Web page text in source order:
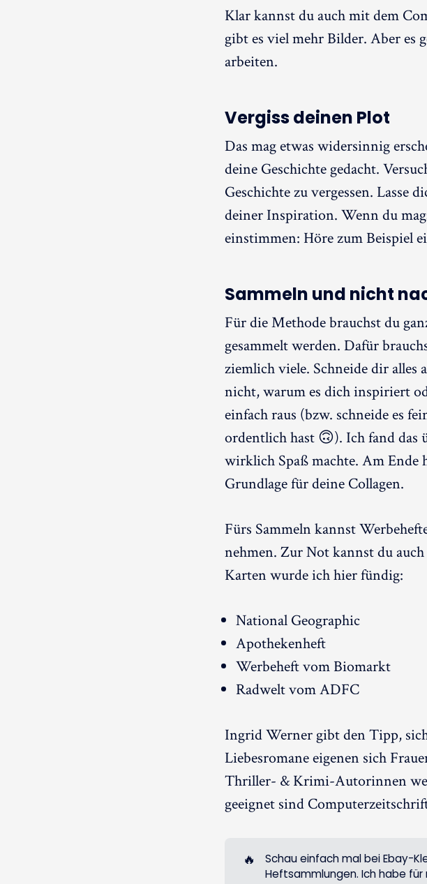
Klar kannst du auch mit dem
gibt es viel mehr Bilder. Aber es
arbeiten.
Vergiss deinen Plot
Das mag etwas widersinnig
deine Geschichte gedacht.
Geschichte zu vergessen. Lasse
deiner Inspiration. Wenn du
einstimmen: Höre zum Beispiel
Sammeln und nicht
Für die Methode brauchst du
gesammelt werden. Dafür
ziemlich viele. Schneide dir
nicht, warum es dich inspiriert
einfach raus (bzw. schneide es
ordentlich hast 🙃). Ich fand das
wirklich Spaß machte. Am Ende
Grundlage für deine Collagen.
Fürs Sammeln kannst
nehmen. Zur Not kannst du
Karten wurde ich hier fündig:
National Geographic
Apothekenheft
Werbeheft vom Biomarkt
Radwelt vom ADFC
Ingrid Werner gibt den Tipp,
Liebesromane eigenen sich
Thriller- & Krimi-Autorinnen
geeignet sind
🔥
Schau einfach mal bei Ebay-
Heftsammlungen. Ich habe für